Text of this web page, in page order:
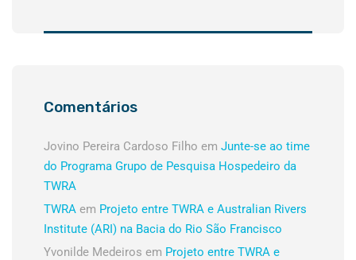
Comentários
Jovino Pereira Cardoso Filho em Junte-se ao time
do Programa Grupo de Pesquisa Hospedeiro da
TWRA
TWRA em Projeto entre TWRA e Australian Rivers
Institute (ARI) na Bacia do Rio São Francisco
Yvonilde Medeiros em Projeto entre TWRA e